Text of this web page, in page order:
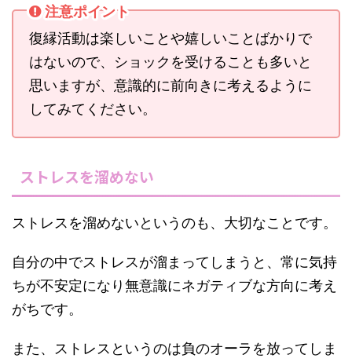
注意ポイント
復縁活動は楽しいことや嬉しいことばかりで
はないので、ショックを受けることも多いと
思いますが、意識的に前向きに考えるように
してみてください。
ストレスを溜めない
ストレスを溜めないというのも、大切なことです。
自分の中でストレスが溜まってしまうと、常に気持
ちが不安定になり無意識にネガティブな方向に考え
がちです。
また、ストレスというのは負のオーラを放ってしま